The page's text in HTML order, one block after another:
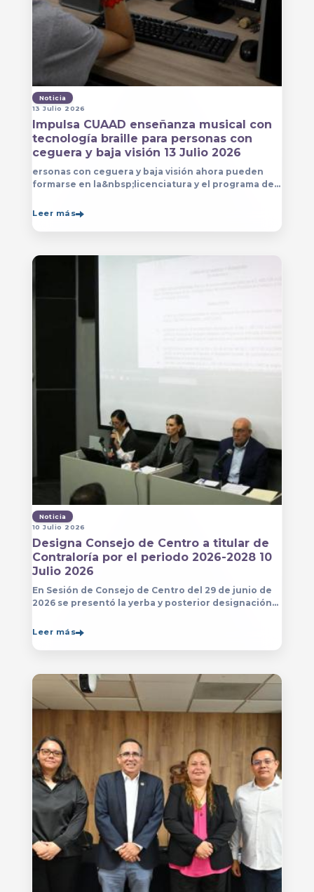
Noticia
13 Julio 2026
Impulsa CUAAD enseñanza musical con
tecnología braille para personas con
ceguera y baja visión 13 Julio 2026
ersonas con ceguera y baja visión ahora pueden
formarse en la&nbsp;licenciatura y el programa de
el&nbsp;
Leer más
Noticia
10 Julio 2026
Designa Consejo de Centro a titular de
Contraloría por el periodo 2026-2028 10
Julio 2026
En Sesión de Consejo de Centro del 29 de junio de
2026 se presentó la yerba y posterior designación
del Centro Universitario de Arte, Arquitectura
Leer más